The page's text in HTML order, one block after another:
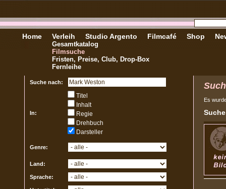
Home Verleih
Gesamtkatalog
Filmsuche
Fristen, Preise, Club, Drop-Box
Fernleihe
Studio Argento Filmcafé Shop
Suche nach:
In:
Titel
Inhalt
Regie
Drehbuch
Darsteller
Genre:
Land:
Sprache:
Es